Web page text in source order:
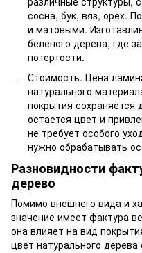
сосна, бук, вяз, орех.
и матовыми.
беленого дерева, где
потертости.
Стоимость. Цена
натурального
покрытия сохраняется
остается цвет и
не требует особого
нужно обрабатывать
Разновидности
дерево
Помимо внешнего вида и
значение имеет фактура
она влияет на вид
цвет натурального